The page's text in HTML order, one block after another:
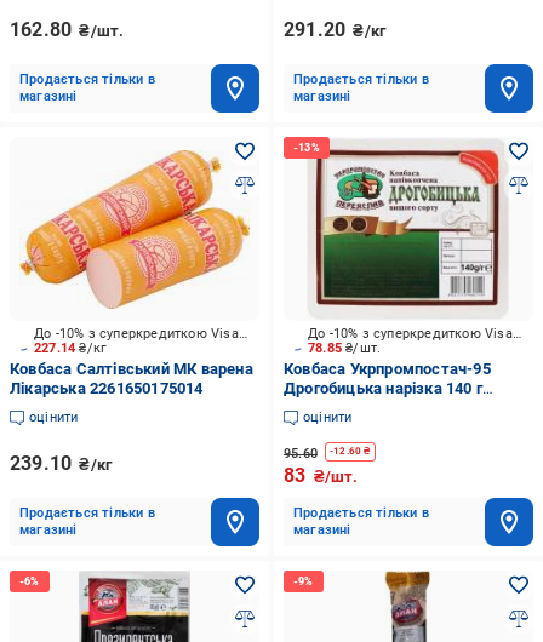
162.80 ₴/шт.
Продається тільки в
магазині
291.20 ₴/кг
Продається тільки в
магазині
227.14₴/кг
До -10% з суперкредиткою Visa Вигода
Ковбаса Салтівський МК варена
Лікарська 2261650175014
оцінити
239.10 ₴/кг
Продається тільки в
магазині
78.85₴/шт.
До -10% з суперкредиткою Visa Вигода
Ковбаса Укрпромпостач-95
Дрогобицька нарізка 140 г
4820175460142
оцінити
95.60 -12.60 ₴
83 ₴/шт.
Продається тільки в
магазині